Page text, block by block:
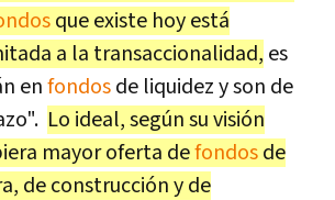
que existe hoy está
a la transaccionalidad, es
enfondosde liquidez y son de
Lo ideal, según su visión
mayor oferta defondosde
de construcción y de